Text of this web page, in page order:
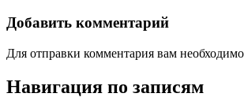
Добавить комментарий
Для отправки комментария вам необходимо
Навигация по записям